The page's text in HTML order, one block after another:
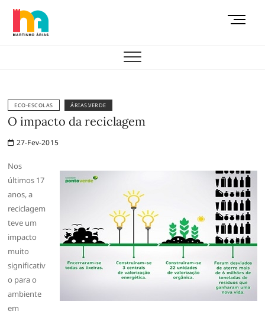
Skip
content
M
ECO-ESCOLAS ÁRIAS.VERDE
O impacto da reciclagem
27-Fev-2015
Nos
últimos 17
anos, a
reciclagem
teve um
impacto
muito
significativ
o para o
ambiente
em